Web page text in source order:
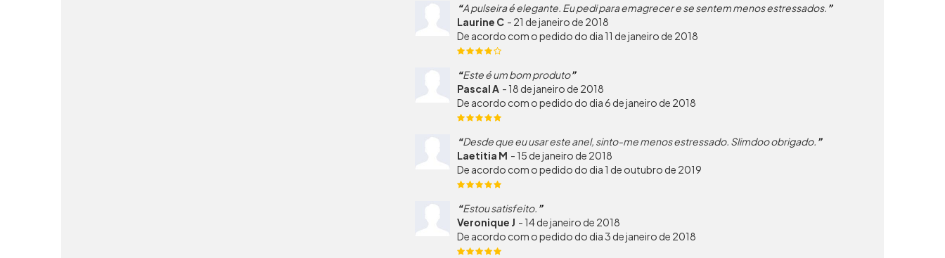
A pulseira é elegante. Eu pedi para emagrecer e se sentem menos estressados.
Laurine C - 21 de janeiro de 2018
De acordo com o pedido do dia 11 de janeiro de 2018
Este é um bom produto
Pascal A - 18 de janeiro de 2018
De acordo com o pedido do dia 6 de janeiro de 2018
Desde que eu usar este anel, sinto-me menos estressado. Slimdoo obrigado.
Laetitia M - 15 de janeiro de 2018
De acordo com o pedido do dia 1 de outubro de 2019
Estou satisfeito.
Veronique J - 14 de janeiro de 2018
De acordo com o pedido do dia 3 de janeiro de 2018